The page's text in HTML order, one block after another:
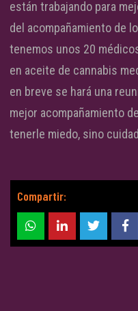
están trabajando para
del acompañamiento de
tenemos unos 20
en aceite de cannabis
en breve se hará una
mejor acompañamiento
tenerle miedo, sino
Compartir: